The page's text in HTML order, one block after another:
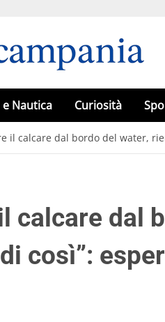
Nautica Curiosità
il calcare dal bordo del water,
calcare dal
così”: